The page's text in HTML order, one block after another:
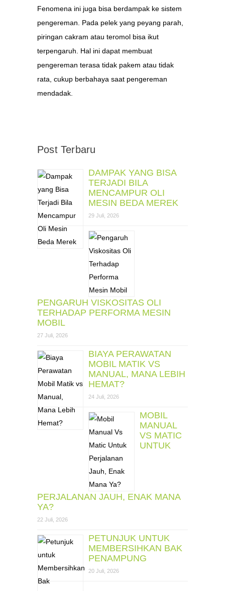
Fenomena ini juga bisa berdampak ke sistem
pengereman. Pada pelek yang peyang parah,
piringan cakram atau teromol bisa ikut
terpengaruh. Hal ini dapat membuat
pengereman terasa tidak pakem atau tidak
rata, cukup berbahaya saat pengereman
mendadak.
Post Terbaru
DAMPAK YANG BISA
TERJADI BILA
MENCAMPUR OLI
MESIN BEDA MEREK
29 Juli, 2026
PENGARUH VISKOSITAS OLI
TERHADAP PERFORMA MESIN
MOBIL
27 Juli, 2026
BIAYA PERAWATAN
MOBIL MATIK VS
MANUAL, MANA LEBIH
HEMAT?
24 Juli, 2026
MOBIL
MANUAL
VS MATIC
UNTUK
PERJALANAN JAUH, ENAK MANA
YA?
22 Juli, 2026
PETUNJUK UNTUK
MEMBERSIHKAN BAK
PENAMPUNG
20 Juli, 2026